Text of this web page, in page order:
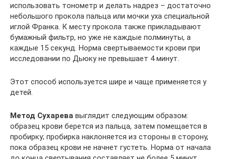
использовать тонометр и делать надрез – достаточно
небольшого прокола пальца или мочки уха специальной
иглой Франка. К месту прокола также прикладывают
бумажный фильтр, но уже не каждые полминуты, а
каждые 15 секунд. Норма свертываемости крови при
исследовании по Дьюку не превышает 4 минут.
Этот способ используется шире и чаще применяется у
детей.
Метод Сухарева выглядит следующим образом:
образец крови берется из пальца, затем помещается в
пробирку; пробирка наклоняется из стороны в сторону,
пока образец крови не начнет густеть. Норма от начала